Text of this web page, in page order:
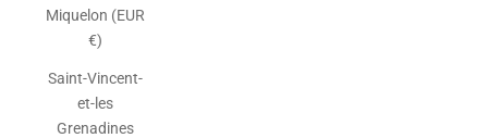
Miquelon (EUR
€)
Saint-Vincent-
et-les
Grenadines